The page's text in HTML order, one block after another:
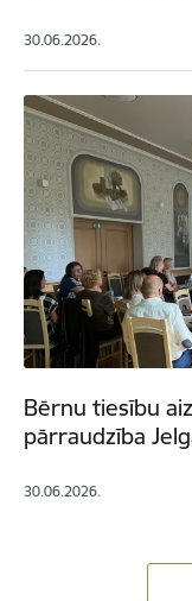
30.06.2026.
Bērnu tiesību
pārraudzība
30.06.2026.